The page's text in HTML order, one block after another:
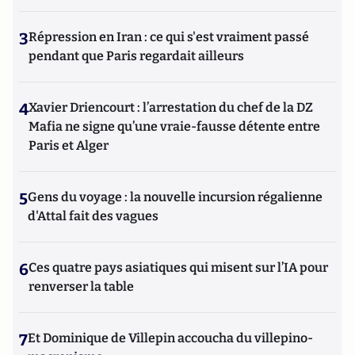
3Répression en Iran : ce qui s'est vraiment passé
pendant que Paris regardait ailleurs
4Xavier Driencourt : l’arrestation du chef de la DZ
Mafia ne signe qu’une vraie-fausse détente entre
Paris et Alger
5Gens du voyage : la nouvelle incursion régalienne
d'Attal fait des vagues
6Ces quatre pays asiatiques qui misent sur l’IA pour
renverser la table
7Et Dominique de Villepin accoucha du villepino-